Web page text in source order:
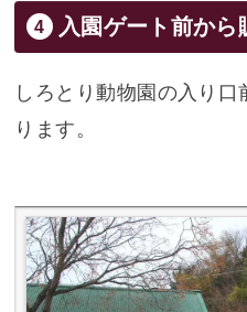
入園ゲート前から
しろとり動物園の入り
ります。